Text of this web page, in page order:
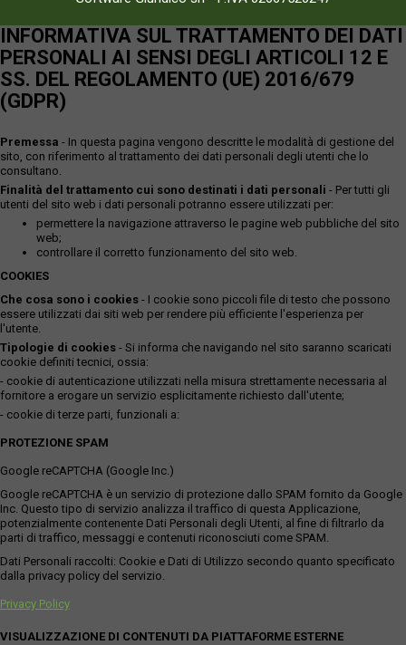
INFORMATIVA SUL TRATTAMENTO DEI DATI
PERSONALI AI SENSI DEGLI ARTICOLI 12 E
SS. DEL REGOLAMENTO (UE) 2016/679
(GDPR)
Premessa - In questa pagina vengono descritte le modalità di gestione del
sito, con riferimento al trattamento dei dati personali degli utenti che lo
consultano.
Finalità del trattamento cui sono destinati i dati personali - Per tutti gli
utenti del sito web i dati personali potranno essere utilizzati per:
permettere la navigazione attraverso le pagine web pubbliche del sito
web;
controllare il corretto funzionamento del sito web.
COOKIES
Che cosa sono i cookies - I cookie sono piccoli file di testo che possono
essere utilizzati dai siti web per rendere più efficiente l'esperienza per
l'utente.
Tipologie di cookies - Si informa che navigando nel sito saranno scaricati
cookie definiti tecnici, ossia:
- cookie di autenticazione utilizzati nella misura strettamente necessaria al
fornitore a erogare un servizio esplicitamente richiesto dall'utente;
- cookie di terze parti, funzionali a:
PROTEZIONE SPAM
Google reCAPTCHA (Google Inc.)
Google reCAPTCHA è un servizio di protezione dallo SPAM fornito da Google
Inc. Questo tipo di servizio analizza il traffico di questa Applicazione,
potenzialmente contenente Dati Personali degli Utenti, al fine di filtrarlo da
parti di traffico, messaggi e contenuti riconosciuti come SPAM.
Dati Personali raccolti: Cookie e Dati di Utilizzo secondo quanto specificato
dalla privacy policy del servizio.
Privacy Policy
VISUALIZZAZIONE DI CONTENUTI DA PIATTAFORME ESTERNE